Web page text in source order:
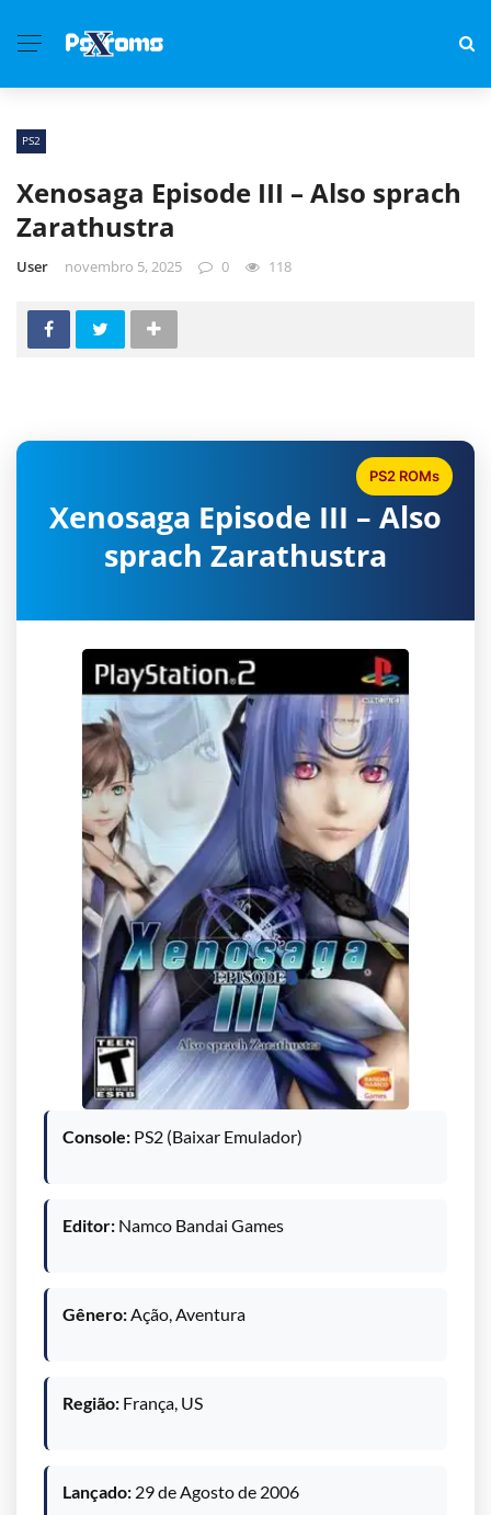
PS2
Xenosaga Episode III – Also sprach
Zarathustra
User novembro 5, 2025 0 118
Xenosaga Episode III – Also
sprach Zarathustra
PS2 ROMs
Console: PS2 (Baixar Emulador)
Editor: Namco Bandai Games
Gênero:Ação, Aventura
Região: França, US
Lançado: 29 de Agosto de 2006